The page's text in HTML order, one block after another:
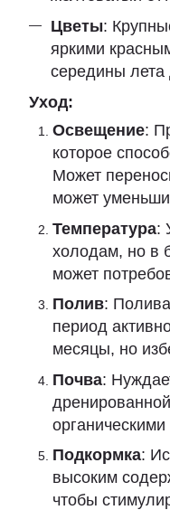
Цветы:
яркими
середины лета
Уход:
Освещение:
которое
Может
может
Температура:
холодам, но в
может
Полив:
период
месяцы, но
Почва:
Подкормка:
высоким
чтобы